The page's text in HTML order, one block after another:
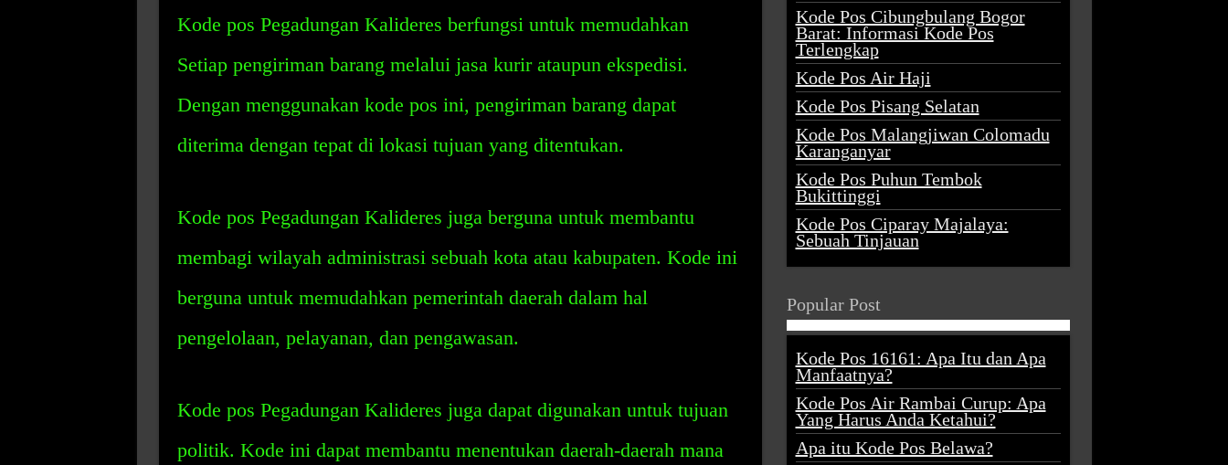
Kode pos Pegadungan Kalideres berfungsi untuk memudahkan
Setiap pengiriman barang melalui jasa kurir ataupun ekspedisi.
Dengan menggunakan kode pos ini, pengiriman barang dapat
diterima dengan tepat di lokasi tujuan yang ditentukan.
Kode pos Pegadungan Kalideres juga berguna untuk membantu
membagi wilayah administrasi sebuah kota atau kabupaten. Kode ini
berguna untuk memudahkan pemerintah daerah dalam hal
pengelolaan, pelayanan, dan pengawasan.
Kode pos Pegadungan Kalideres juga dapat digunakan untuk tujuan
politik. Kode ini dapat membantu menentukan daerah-daerah mana
Kode Pos Cibungbulang Bogor
Barat: Informasi Kode Pos
Terlengkap
Kode Pos Air Haji
Kode Pos Pisang Selatan
Kode Pos Malangjiwan Colomadu
Karanganyar
Kode Pos Puhun Tembok
Bukittinggi
Kode Pos Ciparay Majalaya:
Sebuah Tinjauan
Popular Post
Kode Pos 16161: Apa Itu dan Apa
Manfaatnya?
Kode Pos Air Rambai Curup: Apa
Yang Harus Anda Ketahui?
Apa itu Kode Pos Belawa?